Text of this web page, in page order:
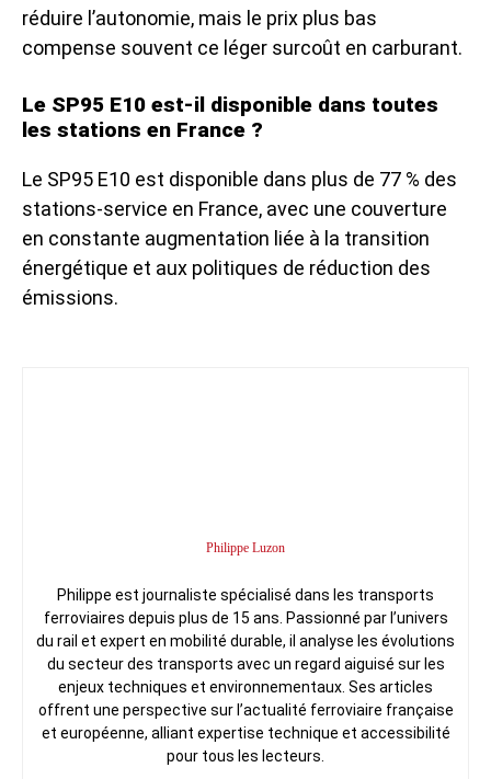
réduire l’autonomie, mais le prix plus bas
compense souvent ce léger surcoût en carburant.
Le SP95 E10 est-il disponible dans toutes
les stations en France ?
Le SP95 E10 est disponible dans plus de 77 % des
stations-service en France, avec une couverture
en constante augmentation liée à la transition
énergétique et aux politiques de réduction des
émissions.
Philippe Luzon
Philippe est journaliste spécialisé dans les transports
ferroviaires depuis plus de 15 ans. Passionné par l’univers
du rail et expert en mobilité durable, il analyse les évolutions
du secteur des transports avec un regard aiguisé sur les
enjeux techniques et environnementaux. Ses articles
offrent une perspective sur l’actualité ferroviaire française
et européenne, alliant expertise technique et accessibilité
pour tous les lecteurs.